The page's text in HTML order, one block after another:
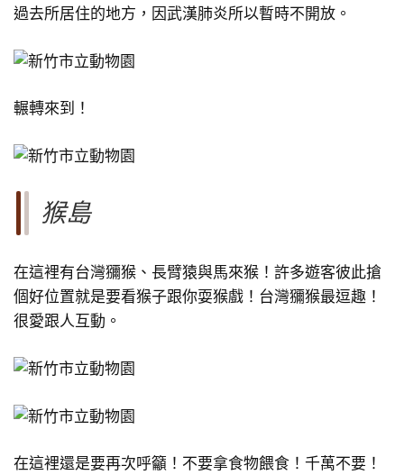
過去所居住的地方，因武漢肺炎所以暫時不開放。
輾轉來到！
猴島
在這裡有台灣獼猴、長臂猿與馬來猴！許多遊客彼此搶
個好位置就是要看猴子跟你耍猴戲！台灣獼猴最逗趣！
很愛跟人互動。
在這裡還是要再次呼籲！不要拿食物餵食！千萬不要！